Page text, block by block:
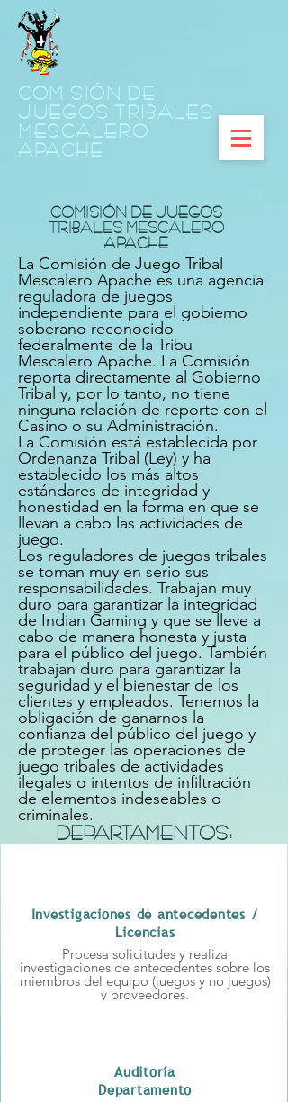
COMISIÓN DE
JUEGOS TRIBALES
MESCALERO
APACHE
COMISIÓN DE JUEGOS
TRIBALES MESCALERO
APACHE
La Comisión de Juego Tribal
Mescalero Apache es una agencia
reguladora de juegos
independiente para el gobierno
soberano reconocido
federalmente de la Tribu
Mescalero Apache. La Comisión
reporta directamente al Gobierno
Tribal y, por lo tanto, no tiene
ninguna relación de reporte con el
Casino o su Administración.
La Comisión está establecida por
Ordenanza Tribal (Ley) y ha
establecido los más altos
estándares de integridad y
honestidad en la forma en que se
llevan a cabo las actividades de
juego.
Los reguladores de juegos tribales
se toman muy en serio sus
responsabilidades. Trabajan muy
duro para garantizar la integridad
de Indian Gaming y que se lleve a
cabo de manera honesta y justa
para el público del juego. También
trabajan duro para garantizar la
seguridad y el bienestar de los
clientes y empleados. Tenemos la
obligación de ganarnos la
confianza del público del juego y
de proteger las operaciones de
juego tribales de actividades
ilegales o intentos de infiltración
de elementos indeseables o
criminales.
DEPARTAMENTOS:
Investigaciones de antecedentes /
Licencias
Procesa solicitudes y realiza
investigaciones de antecedentes sobre los
miembros del equipo (juegos y no juegos)
y proveedores.
Auditoría
Departamento